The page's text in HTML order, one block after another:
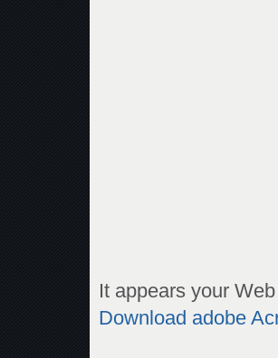
It appears your
Download adobe